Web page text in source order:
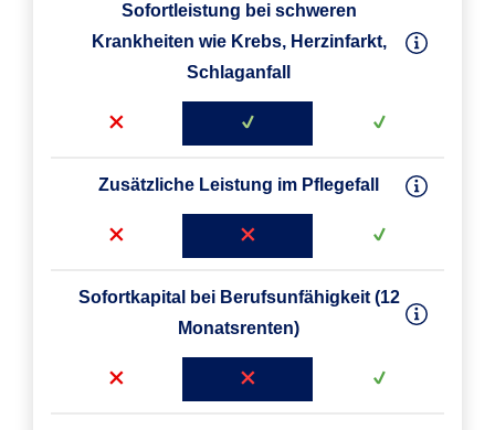
Sofortleistung bei schweren
Krankheiten wie Krebs, Herzinfarkt,
Schlaganfall
Zusätzliche Leistung im Pflegefall
Sofortkapital bei Berufsunfähigkeit (12
Monatsrenten)